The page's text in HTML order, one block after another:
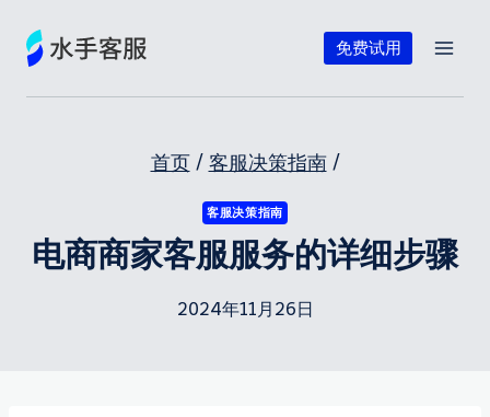
免费试用
首页 / 客服决策指南 /
客服决策指南
电商商家客服服务的详细步骤
2024年11月26日